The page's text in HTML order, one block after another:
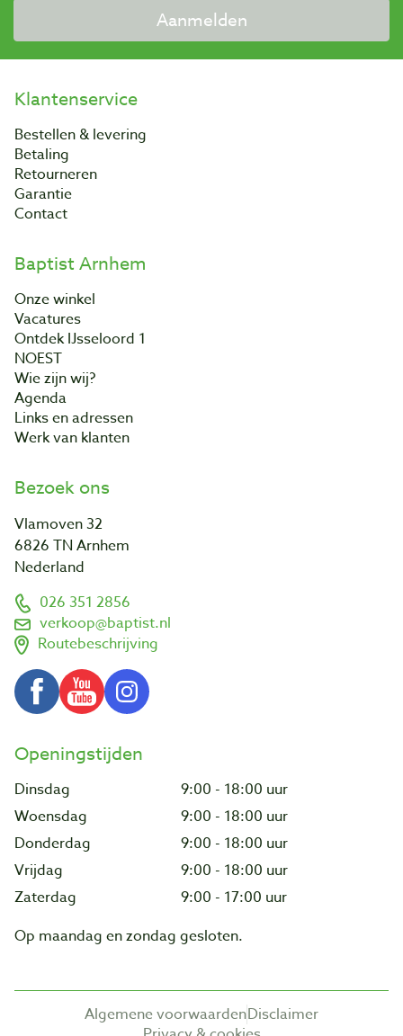
Aanmelden
Klantenservice
Bestellen & levering
Betaling
Retourneren
Garantie
Contact
Baptist Arnhem
Onze winkel
Vacatures
Ontdek IJsseloord 1
NOEST
Wie zijn wij?
Agenda
Links en adressen
Werk van klanten
Bezoek ons
Vlamoven 32
6826 TN Arnhem
Nederland
026 351 2856
verkoop@baptist.nl
Routebeschrijving
Openingstijden
Dinsdag
9:00 - 18:00 uur
Woensdag
9:00 - 18:00 uur
Donderdag
9:00 - 18:00 uur
Vrijdag
9:00 - 18:00 uur
Zaterdag
9:00 - 17:00 uur
Op maandag en zondag gesloten.
Algemene voorwaardenDisclaimer